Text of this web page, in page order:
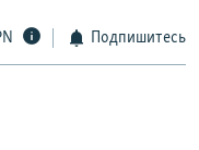
Подпишитесь